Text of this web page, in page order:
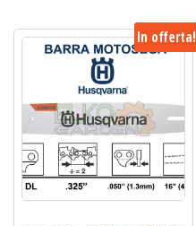
In offerta!